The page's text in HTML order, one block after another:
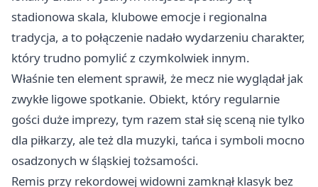
stadionowa skala, klubowe emocje i regionalna
tradycja, a to połączenie nadało wydarzeniu charakter,
który trudno pomylić z czymkolwiek innym.
Właśnie ten element sprawił, że mecz nie wyglądał jak
zwykłe ligowe spotkanie. Obiekt, który regularnie
gości duże imprezy, tym razem stał się sceną nie tylko
dla piłkarzy, ale też dla muzyki, tańca i symboli mocno
osadzonych w śląskiej tożsamości.
Remis przy rekordowej widowni zamknął klasyk bez